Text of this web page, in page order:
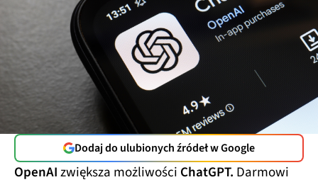
Dodaj do ulubionych źródeł w Google
OpenAIzwiększa możliwości ChatGPT. Darmowi